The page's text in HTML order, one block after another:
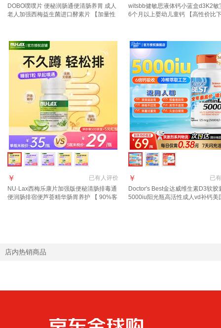
DOBO噗噗片 便秘润肠通便清肠养胃 成人
老人加强西梅益生菌进口酵素片 【加量性
witsbb健敏思液体钙小蓝盒d3K2敏
6个月以上婴幼儿童钙 【高性价比
已有人评价
￥
NU·Lax西梅乐康片加强版便秘清肠排毒通
便润肠排宿便芦荟精华肠胃养护 【 90%客
已有
￥
Doctor's Best金达威维生素D3软胶
5000iu阳光瓶高活性成人vd补钙美
店内热销商品